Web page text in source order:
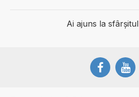
Ai ajuns la